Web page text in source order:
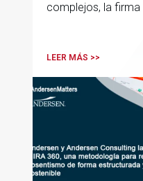
complejos, la
posicionamiento
LEER MÁS >>